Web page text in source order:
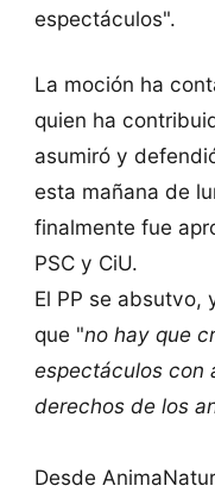
espectáculos".
La moción ha
quien ha
asumiró y
esta mañana de
finalmente fue
PSC y CiU.
El PP se absutvo,
que "no hay que
espectáculos con
derechos de los
Desde